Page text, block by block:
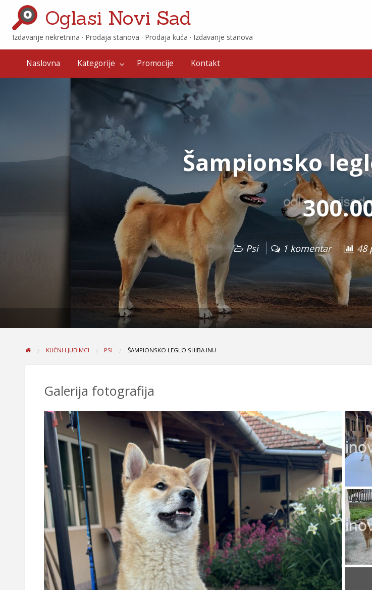
Promocije Kontakt
Oglasi Novi Sad
Izdavanje nekretnina · ‎Prodaja stanova · ‎Prodaja kuća · ‎Izdavanje stanova
Naslovna Kategorije Promocije Kontakt
Šampionsko
Psi 1 komentar 48
KUĆNI LJUBIMCI PSI ŠAMPIONSKO LEGLO SHIBA INU
Galerija fotografija